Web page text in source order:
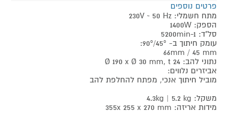
פרטים נוספים
מתח חשמלי: 230V ~ 50 Hz
הספק: 1400W
סל"ד: 5200min-1
עומק חיתוך ב- 90º/45º:
66mm / 45 mm
נתוני להב: Ø 190 x Ø 30 mm, t 24
אביזרים נלווים:
מוביל חיתוך אנכי, מפתח להחלפת להב
משקל: 4.3kg | 5.2 kg
מידות אריזה: 355x 255 x 270 mm